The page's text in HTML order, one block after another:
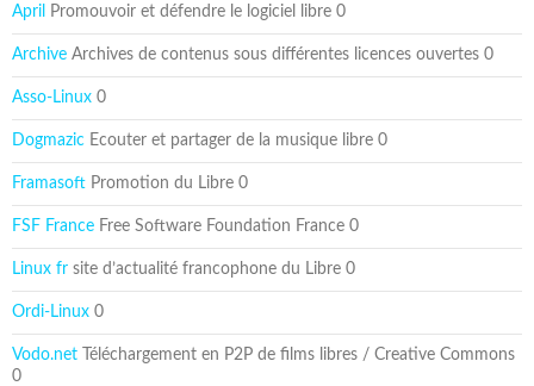
April Promouvoir et défendre le logiciel libre 0
Archive Archives de contenus sous différentes licences ouvertes 0
Asso-Linux 0
Dogmazic Ecouter et partager de la musique libre 0
Framasoft Promotion du Libre 0
FSF France Free Software Foundation France 0
Linux fr site d’actualité francophone du Libre 0
Ordi-Linux 0
Vodo.net Téléchargement en P2P de films libres / Creative Commons
0